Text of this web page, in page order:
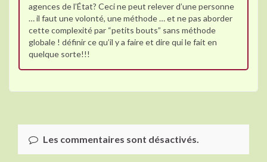
agences de l’État? Ceci ne peut relever d’une personne
… il faut une volonté, une méthode … et ne pas aborder
cette complexité par “petits bouts” sans méthode
globale ! définir ce qu’il y a faire et dire qui le fait en
quelque sorte!!!
Les commentaires sont désactivés.